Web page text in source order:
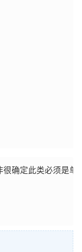
确定此类必须是